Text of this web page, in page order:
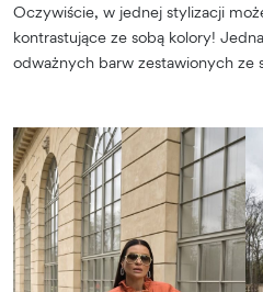
Oczywiście, w jednej stylizacji
kontrastujące ze sobą kolory!
odważnych barw zestawionych ze